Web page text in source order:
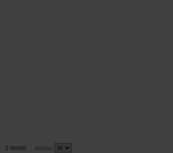
2 item(s) Afficher